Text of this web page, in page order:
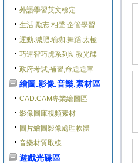
外語學習英文檢定
生活.勵志.相聲.企管學習
運動.減肥.瑜珈.舞蹈.太極
巧連智巧虎系列幼教光碟
政府考試,補習,命題題庫
繪圖.影像.音樂.素材區
CAD.CAM專業繪圖區
影像圖庫視頻素材
圖片繪圖影像處理軟體
音樂材質取樣
遊戲光碟區